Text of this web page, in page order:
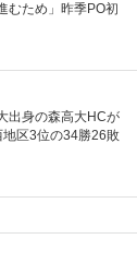
むため」昨季PO初
出身の森高大HCが
区3位の34勝26敗